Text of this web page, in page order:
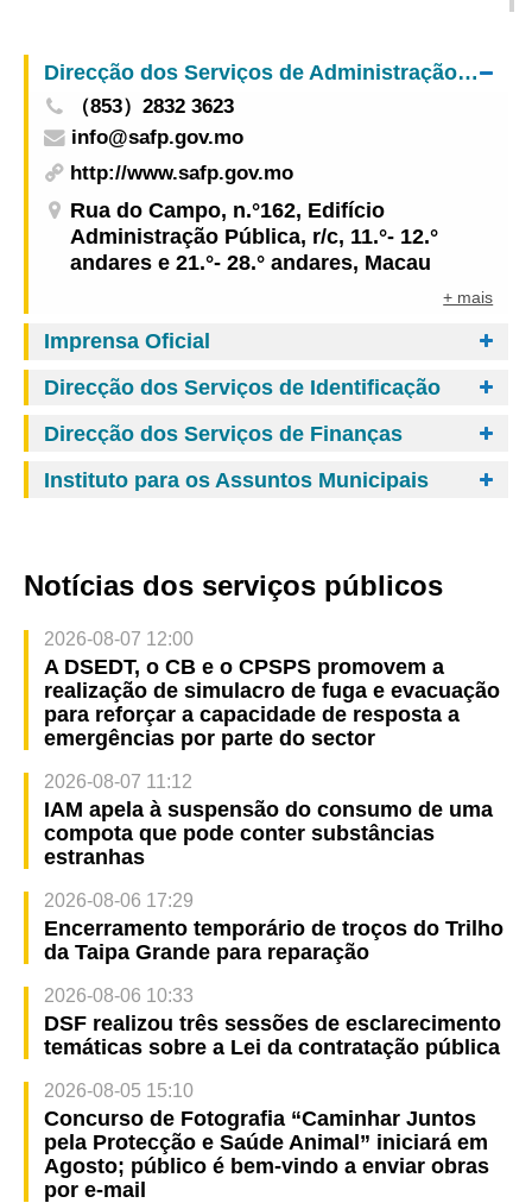
Direcção dos Serviços de Administração e Função Pública
（853）2832 3623
info@safp.gov.mo
http://www.safp.gov.mo
Rua do Campo, n.°162, Edifício
Administração Pública, r/c, 11.°- 12.°
andares e 21.°- 28.° andares, Macau
+ mais
Imprensa Oficial
Direcção dos Serviços de Identificação
Direcção dos Serviços de Finanças
Instituto para os Assuntos Municipais
Notícias dos serviços públicos
2026-08-07 12:00
A DSEDT, o CB e o CPSPS promovem a
realização de simulacro de fuga e evacuação
para reforçar a capacidade de resposta a
emergências por parte do sector
2026-08-07 11:12
IAM apela à suspensão do consumo de uma
compota que pode conter substâncias
estranhas
2026-08-06 17:29
Encerramento temporário de troços do Trilho
da Taipa Grande para reparação
2026-08-06 10:33
DSF realizou três sessões de esclarecimento
temáticas sobre a Lei da contratação pública
2026-08-05 15:10
Concurso de Fotografia “Caminhar Juntos
pela Protecção e Saúde Animal” iniciará em
Agosto; público é bem-vindo a enviar obras
por e-mail